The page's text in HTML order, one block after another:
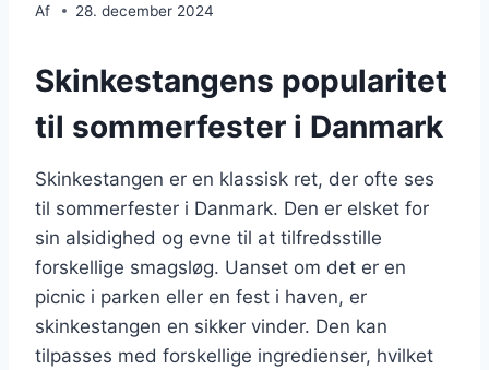
Af 28. december 2024
Skinkestangens popularitet
til sommerfester i Danmark
Skinkestangen er en klassisk ret, der ofte ses
til sommerfester i Danmark. Den er elsket for
sin alsidighed og evne til at tilfredsstille
forskellige smagsløg. Uanset om det er en
picnic i parken eller en fest i haven, er
skinkestangen en sikker vinder. Den kan
tilpasses med forskellige ingredienser, hvilket